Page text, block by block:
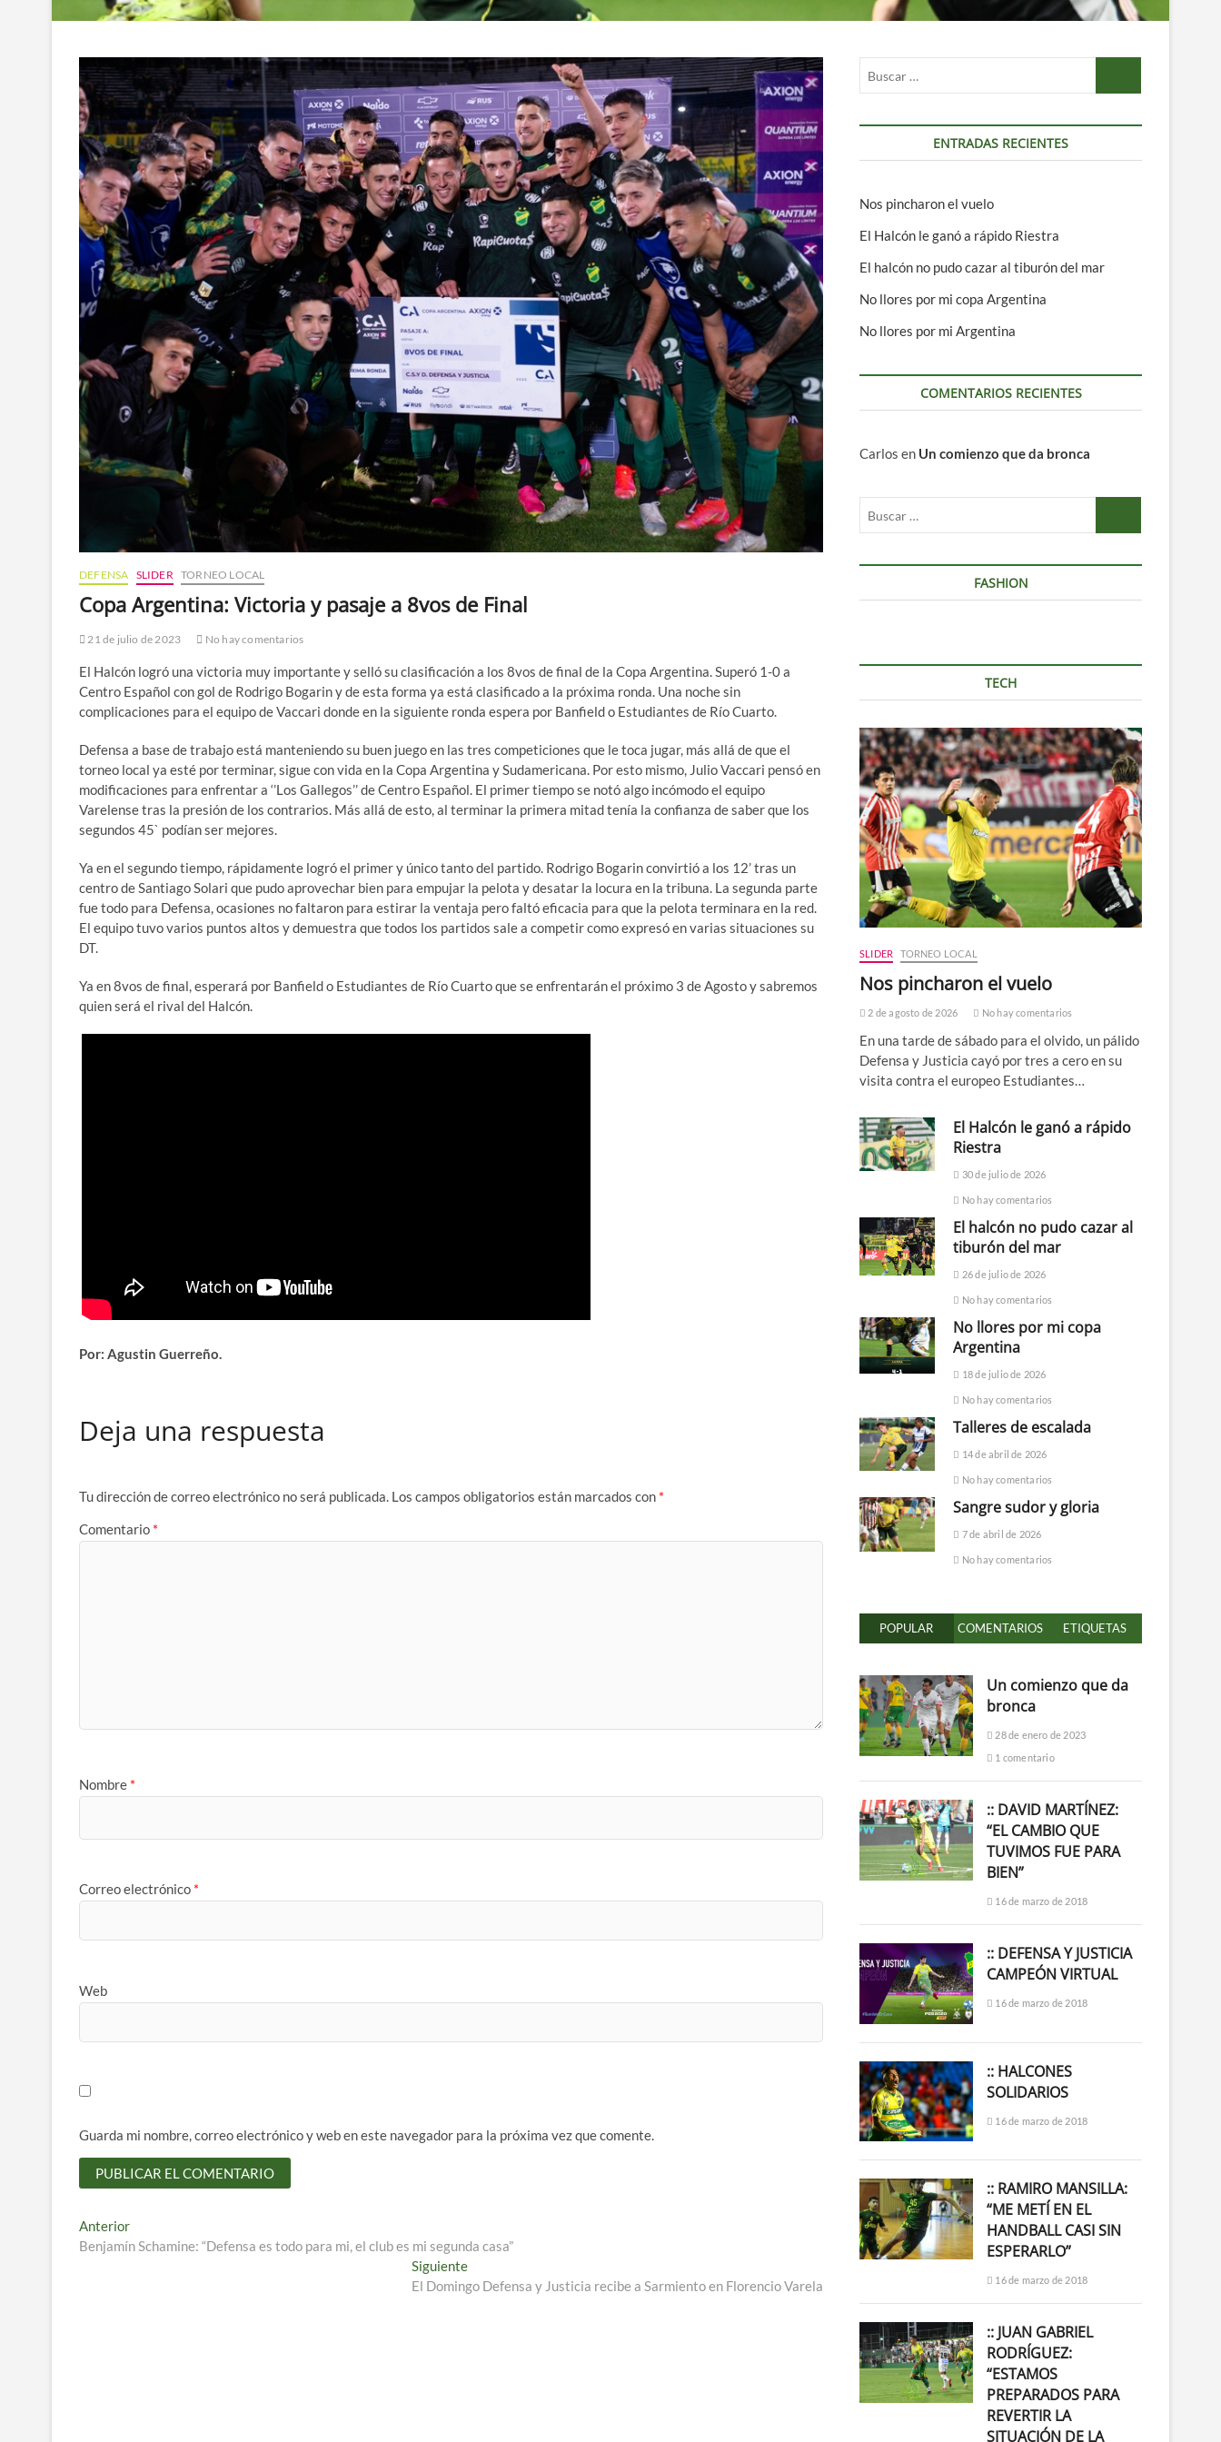
DEFENSA SLIDER TORNEO LOCAL
Copa Argentina: Victoria y pasaje a 8vos de Final
21 de julio de 2023 No hay comentarios
El Halcón logró una victoria muy importante y selló su clasificación a los 8vos de final de la Copa Argentina. Superó 1-0 a
Centro Español con gol de Rodrigo Bogarin y de esta forma ya está clasificado a la próxima ronda. Una noche sin
complicaciones para el equipo de Vaccari donde en la siguiente ronda espera por Banfield o Estudiantes de Río Cuarto.
Defensa a base de trabajo está manteniendo su buen juego en las tres competiciones que le toca jugar, más allá de que el
torneo local ya esté por terminar, sigue con vida en la Copa Argentina y Sudamericana. Por esto mismo, Julio Vaccari pensó en
modificaciones para enfrentar a ‘’Los Gallegos’’ de Centro Español. El primer tiempo se notó algo incómodo el equipo
Varelense tras la presión de los contrarios. Más allá de esto, al terminar la primera mitad tenía la confianza de saber que los
segundos 45` podían ser mejores.
Ya en el segundo tiempo, rápidamente logró el primer y único tanto del partido. Rodrigo Bogarin convirtió a los 12’ tras un
centro de Santiago Solari que pudo aprovechar bien para empujar la pelota y desatar la locura en la tribuna. La segunda parte
fue todo para Defensa, ocasiones no faltaron para estirar la ventaja pero faltó eficacia para que la pelota terminara en la red.
El equipo tuvo varios puntos altos y demuestra que todos los partidos sale a competir como expresó en varias situaciones su
DT.
Ya en 8vos de final, esperará por Banfield o Estudiantes de Río Cuarto que se enfrentarán el próximo 3 de Agosto y sabremos
quien será el rival del Halcón.
Por: Agustin Guerreño.
Deja una respuesta
Tu dirección de correo electrónico no será publicada. Los campos obligatorios están marcados con *
Comentario *
Nombre *
Correo electrónico *
Web
Guarda mi nombre, correo electrónico y web en este navegador para la próxima vez que comente.
Navegación
de
AnteriorEntrada
anterior:
Benjamín Schamine: “Defensa es todo para mi, el club es mi segunda casa”
SiguienteEntrada
siguiente:
El Domingo Defensa y Justicia recibe a Sarmiento en Florencio Varela
ENTRADAS RECIENTES
Nos pincharon el vuelo
El Halcón le ganó a rápido Riestra
El halcón no pudo cazar al tiburón del mar
No llores por mi copa Argentina
No llores por mi Argentina
COMENTARIOS RECIENTES
Carlos en Un comienzo que da bronca
FASHION
TECH
SLIDER TORNEO LOCAL
Nos pincharon el vuelo
2 de agosto de 2026 No hay comentarios
En una tarde de sábado para el olvido, un pálido
Defensa y Justicia cayó por tres a cero en su
visita contra el europeo Estudiantes…
El Halcón le ganó a rápido
Riestra
30 de julio de 2026
No hay comentarios
El halcón no pudo cazar al
tiburón del mar
26 de julio de 2026
No hay comentarios
No llores por mi copa
Argentina
18 de julio de 2026
No hay comentarios
Talleres de escalada
14 de abril de 2026
No hay comentarios
Sangre sudor y gloria
7 de abril de 2026
No hay comentarios
POPULAR COMENTARIOS ETIQUETAS
Un comienzo que da
bronca
28 de enero de 2023
1 comentario
:: DAVID MARTÍNEZ:
“EL CAMBIO QUE
TUVIMOS FUE PARA
BIEN”
16 de marzo de 2018
:: DEFENSA Y JUSTICIA
CAMPEÓN VIRTUAL
16 de marzo de 2018
:: HALCONES
SOLIDARIOS
16 de marzo de 2018
:: RAMIRO MANSILLA:
“ME METÍ EN EL
HANDBALL CASI SIN
ESPERARLO”
16 de marzo de 2018
:: JUAN GABRIEL
RODRÍGUEZ:
“ESTAMOS
PREPARADOS PARA
REVERTIR LA
SITUACIÓN DE LA